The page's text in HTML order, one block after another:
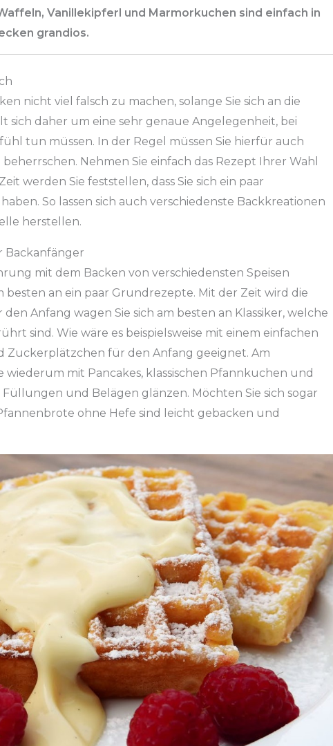
Vanillekipferl und Marmorkuchen sind einfach in
grandios.
nicht viel falsch zu machen, solange Sie sich an die
sich daher um eine sehr genaue Angelegenheit, bei
tun müssen. In der Regel müssen Sie hierfür auch
Nehmen Sie einfach das Rezept Ihrer Wahl
werden Sie feststellen, dass Sie sich ein paar
So lassen sich auch verschiedenste Backkreationen
herstellen.
Backanfänger
mit dem Backen von verschiedensten Speisen
besten an ein paar Grundrezepte. Mit der Zeit wird die
Anfang wagen Sie sich am besten an Klassiker, welche
sind. Wie wäre es beispielsweise mit einem einfachen
Zuckerplätzchen für den Anfang geeignet. Am
wiederum mit Pancakes, klassischen Pfannkuchen und
und Belägen glänzen. Möchten Sie sich sogar
ohne Hefe sind leicht gebacken und